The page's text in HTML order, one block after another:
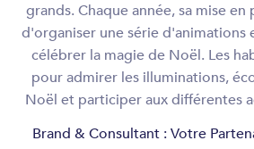
grands. Chaque année, sa mise
d'organiser une série d'animations
célébrer la magie de Noël. Les
pour admirer les illuminations,
Noël et participer aux différentes
Brand & Consultant : Votre